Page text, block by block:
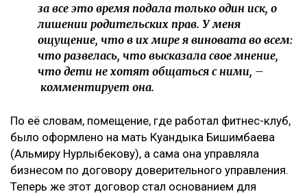
за все это время подала только один иск, о
лишении родительских прав. У меня
ощущение, что в их мире я виновата во всем:
что развелась, что высказала свое мнение,
что дети не хотят общаться с ними, –
комментирует она.
По её словам, помещение, где работал фитнес-клуб,
было оформлено на мать Куандыка Бишимбаева
(Альмиру Нурлыбекову), а сама она управляла
бизнесом по договору доверительного управления.
Теперь же этот договор стал основанием для